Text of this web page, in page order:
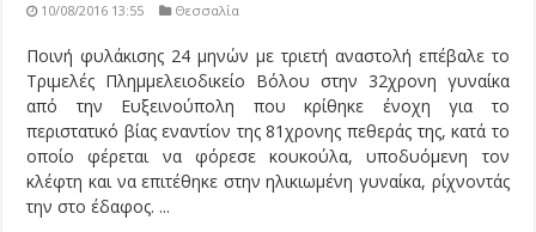
10/08/2016 13:55 Θεσσαλία
Ποινή φυλάκισης 24 μηνών με τριετή αναστολή επέβαλε το
Τριμελές Πλημμελειοδικείο Βόλου στην 32χρονη γυναίκα
από την Ευξεινούπολη που κρίθηκε ένοχη για το
περιστατικό βίας εναντίον της 81χρονης πεθεράς της, κατά το
οποίο φέρεται να φόρεσε κουκούλα, υποδυόμενη τον
κλέφτη και να επιτέθηκε στην ηλικιωμένη γυναίκα, ρίχνοντάς
την στο έδαφος. ...